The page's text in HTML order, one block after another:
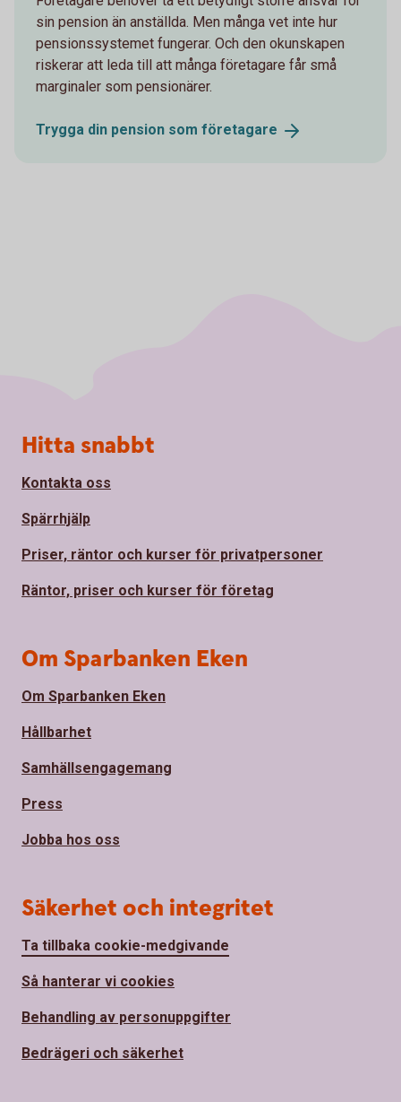
sin pension än anställda. Men många vet inte hur
pensionssystemet fungerar. Och den okunskapen
riskerar att leda till att många företagare får små
marginaler som pensionärer.
Trygga din pension som företagare
Sidfot
Hitta snabbt
Kontakta oss
Spärrhjälp
Priser, räntor och kurser för privatpersoner
Räntor, priser och kurser för företag
Om Sparbanken Eken
Om Sparbanken Eken
Hållbarhet
Samhällsengagemang
Press
Jobba hos oss
Säkerhet och integritet
Ta tillbaka cookie-medgivande
Så hanterar vi cookies
Behandling av personuppgifter
Bedrägeri och säkerhet